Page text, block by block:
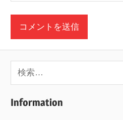
検
索:
Information